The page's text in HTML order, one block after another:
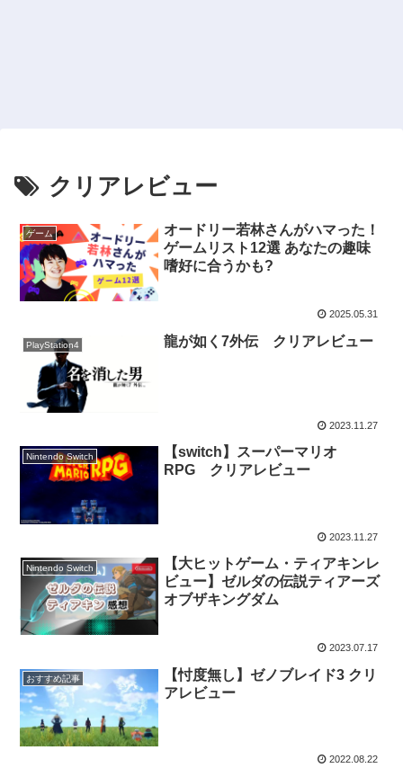
クリアレビュー
ゲーム
オードリー若林さんがハマった！
ゲームリスト12選 あなたの趣味
嗜好に合うかも?
2025.05.31
PlayStation4 龍が如く7外伝 クリアレビュー
2023.11.27
Nintendo Switch
【switch】スーパーマリオ
RPG クリアレビュー
2023.11.27
Nintendo Switch
【大ヒットゲーム・ティアキンレ
ビュー】ゼルダの伝説ティアーズ
オブザキングダム
2023.07.17
おすすめ記事
【忖度無し】ゼノブレイド3 クリ
アレビュー
2022.08.22